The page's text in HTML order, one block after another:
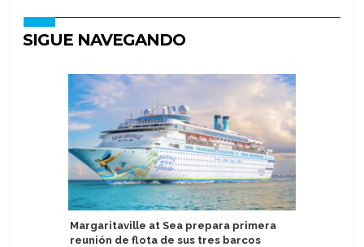
SIGUE NAVEGANDO
Margaritaville at Sea prepara primera
reunión de flota de sus tres barcos